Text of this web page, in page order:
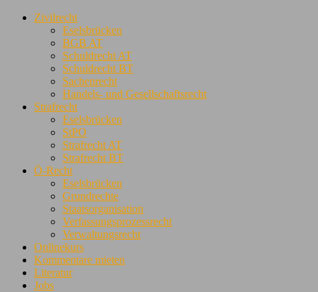
Zivilrecht
Eselsbrücken
BGB AT
Schuldrecht AT
Schuldrecht BT
Sachenrecht
Handels- und Gesellschaftsrecht
Strafrecht
Eselsbrücken
StPO
Strafrecht AT
Strafrecht BT
Ö-Recht
Eselsbrücken
Grundrechte
Staatsorganisation
Verfassungsprozessrecht
Verwaltungsrecht
Onlinekurs
Kommentare mieten
Literatur
Jobs